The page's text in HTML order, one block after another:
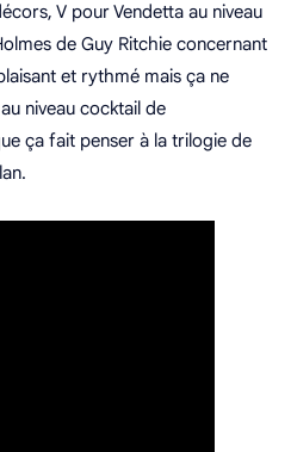
V pour Vendetta au niveau
de Guy Ritchie concernant
et rythmé mais ça ne
niveau cocktail de
ça fait penser à la trilogie de